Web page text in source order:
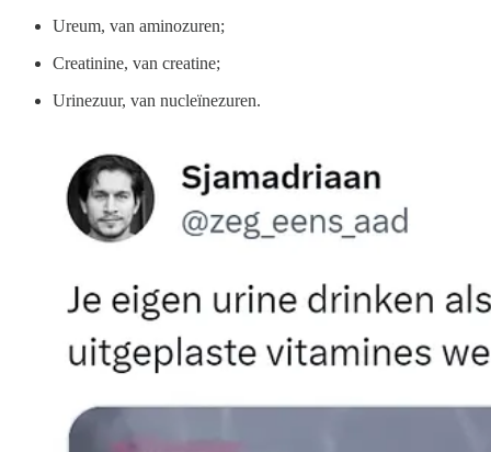
Ureum, van aminozuren;
Creatinine, van creatine;
Urinezuur, van nucleïnezuren.